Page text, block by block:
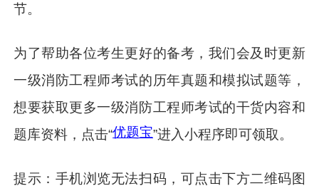
节。
为了帮助各位考生更好的备考，我们会及时更新
一级消防工程师考试的历年真题和模拟试题等，
想要获取更多一级消防工程师考试的干货内容和
题库资料，点击“优题宝”进入小程序即可领取。
提示：手机浏览无法扫码，可点击下方二维码图